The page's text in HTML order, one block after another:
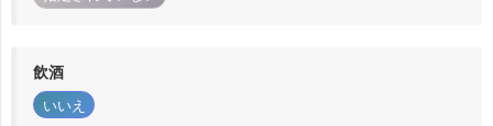
飲酒
いいえ